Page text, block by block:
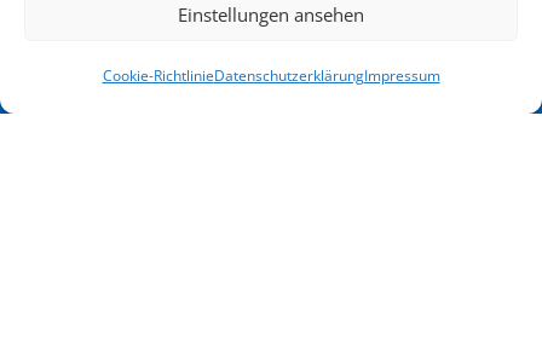
Einstellungen ansehen
Cookie-RichtlinieDatenschutzerklärungImpressum
Angebote
&